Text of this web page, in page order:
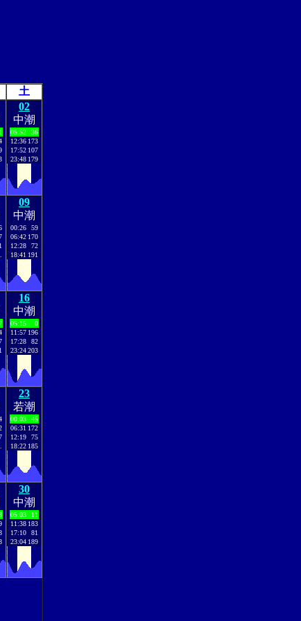
土
02
中潮
05:52
36
12:36 173
17:52 107
23:48 179
09
中潮
00:26
59
06:42 170
12:28
72
18:41 191
16
中潮
05:15
0
11:57 196
17:28
82
23:24203
23
若潮
00:03
45
06:31 172
12:19
75
18:22 185
30
中潮
05:03
11
11:38 183
17:10
81
23:04 189